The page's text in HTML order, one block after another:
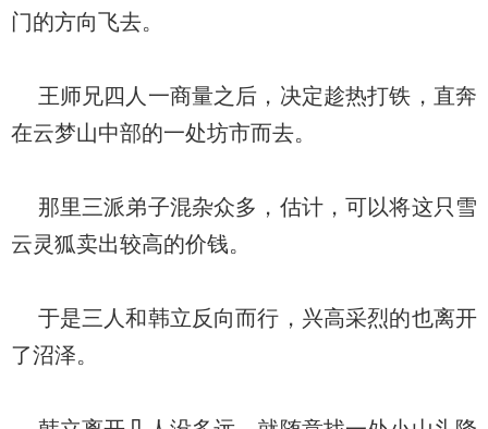
门的方向飞去。
王师兄四人一商量之后，决定趁热打铁，直奔
在云梦山中部的一处坊市而去。
那里三派弟子混杂众多，估计，可以将这只雪
云灵狐卖出较高的价钱。
于是三人和韩立反向而行，兴高采烈的也离开
了沼泽。